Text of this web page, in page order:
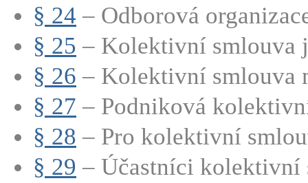
§ 24 – Odborová
§ 25 – Kolektivní smlouva
§ 26 – Kolektivní smlouva
§ 27 – Podniková
§ 28 – Pro kolektivní
§ 29 – Účastníci kolektivní